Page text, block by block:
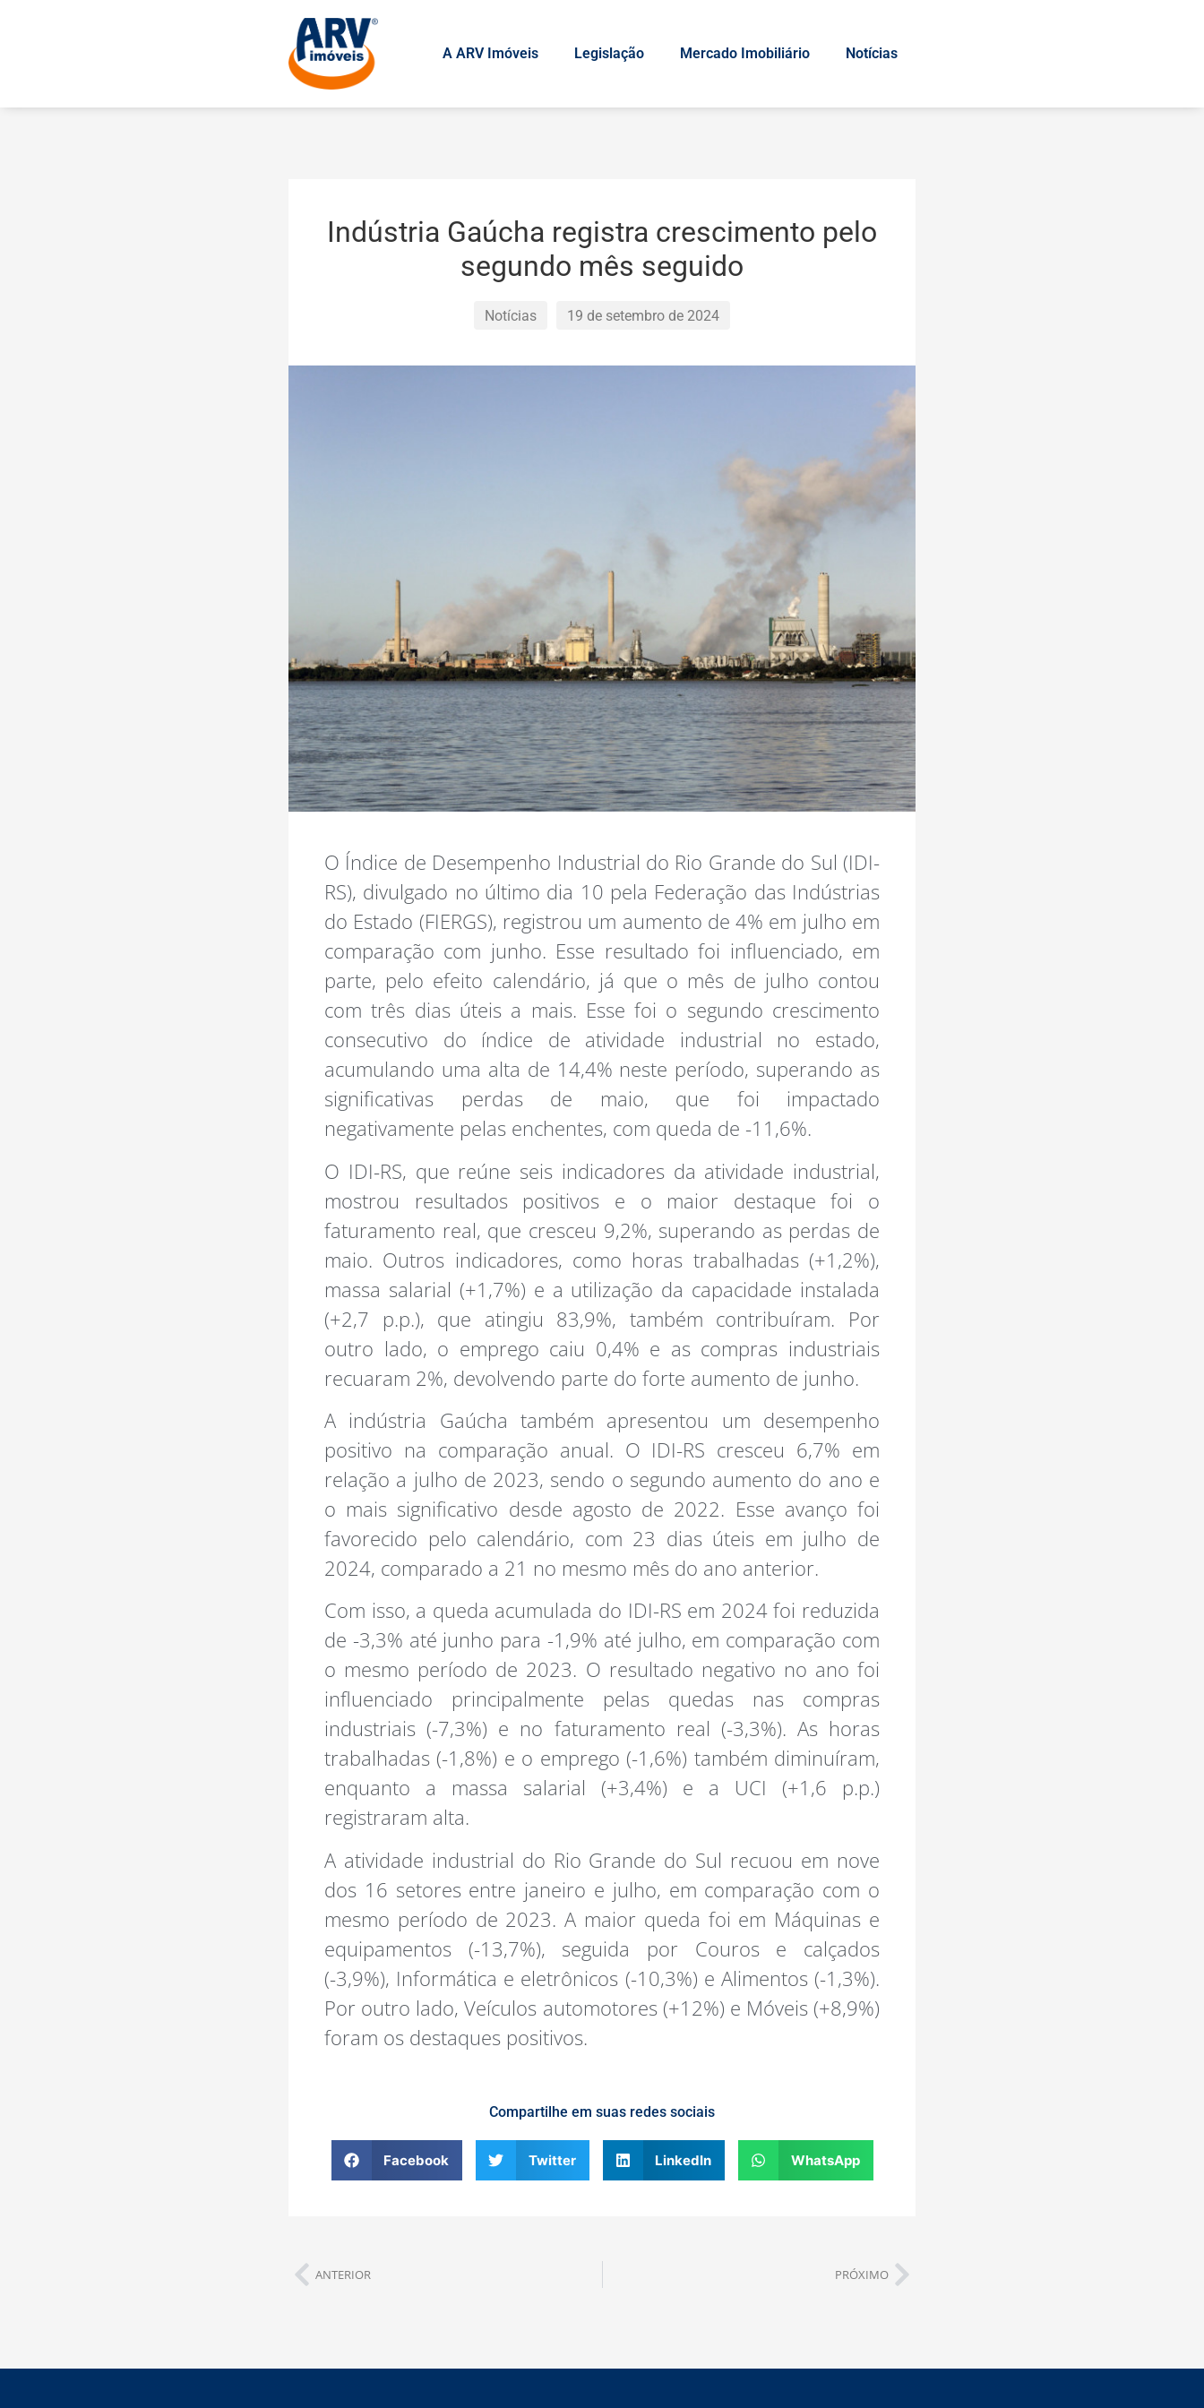
A ARV Imóveis Legislação Mercado Imobiliário Notícias
Indústria Gaúcha registra crescimento pelo
segundo mês seguido
Notícias 19 de setembro de 2024
O Índice de Desempenho Industrial do Rio Grande do Sul (IDI-
RS), divulgado no último dia 10 pela Federação das Indústrias
do Estado (FIERGS), registrou um aumento de 4% em julho em
comparação com junho. Esse resultado foi influenciado, em
parte, pelo efeito calendário, já que o mês de julho contou
com três dias úteis a mais. Esse foi o segundo crescimento
consecutivo do índice de atividade industrial no estado,
acumulando uma alta de 14,4% neste período, superando as
significativas perdas de maio, que foi impactado
negativamente pelas enchentes, com queda de -11,6%.
O IDI-RS, que reúne seis indicadores da atividade industrial,
mostrou resultados positivos e o maior destaque foi o
faturamento real, que cresceu 9,2%, superando as perdas de
maio. Outros indicadores, como horas trabalhadas (+1,2%),
massa salarial (+1,7%) e a utilização da capacidade instalada
(+2,7 p.p.), que atingiu 83,9%, também contribuíram. Por
outro lado, o emprego caiu 0,4% e as compras industriais
recuaram 2%, devolvendo parte do forte aumento de junho.
A indústria Gaúcha também apresentou um desempenho
positivo na comparação anual. O IDI-RS cresceu 6,7% em
relação a julho de 2023, sendo o segundo aumento do ano e
o mais significativo desde agosto de 2022. Esse avanço foi
favorecido pelo calendário, com 23 dias úteis em julho de
2024, comparado a 21 no mesmo mês do ano anterior.
Com isso, a queda acumulada do IDI-RS em 2024 foi reduzida
de -3,3% até junho para -1,9% até julho, em comparação com
o mesmo período de 2023. O resultado negativo no ano foi
influenciado principalmente pelas quedas nas compras
industriais (-7,3%) e no faturamento real (-3,3%). As horas
trabalhadas (-1,8%) e o emprego (-1,6%) também diminuíram,
enquanto a massa salarial (+3,4%) e a UCI (+1,6 p.p.)
registraram alta.
A atividade industrial do Rio Grande do Sul recuou em nove
dos 16 setores entre janeiro e julho, em comparação com o
mesmo período de 2023. A maior queda foi em Máquinas e
equipamentos (-13,7%), seguida por Couros e calçados
(-3,9%), Informática e eletrônicos (-10,3%) e Alimentos (-1,3%).
Por outro lado, Veículos automotores (+12%) e Móveis (+8,9%)
foram os destaques positivos.
Compartilhe em suas redes sociais
Facebook Twitter LinkedIn WhatsApp
ANTERIOR PRÓXIMO